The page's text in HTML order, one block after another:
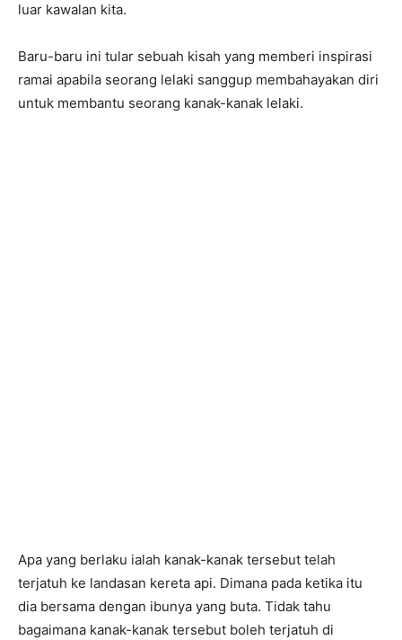
luar kawalan kita.
Baru-baru ini tular sebuah kisah yang memberi inspirasi
ramai apabila seorang lelaki sanggup membahayakan diri
untuk membantu seorang kanak-kanak lelaki.
Apa yang berlaku ialah kanak-kanak tersebut telah
terjatuh ke landasan kereta api. Dimana pada ketika itu
dia bersama dengan ibunya yang buta. Tidak tahu
bagaimana kanak-kanak tersebut boleh terjatuh di